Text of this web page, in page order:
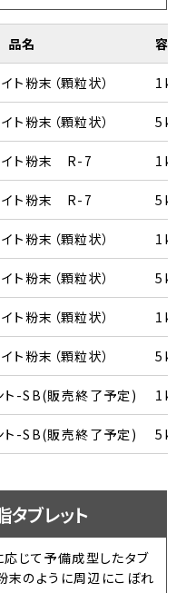
品名 容量
粉末（顆粒状） 1kg
粉末（顆粒状） 5kg
ト粉末 R-7 1kg
ト粉末 R-7 5kg
粉末（顆粒状） 1kg
粉末（顆粒状） 5kg
粉末（顆粒状） 1kg
粉末（顆粒状） 5kg
ト-SB(販売終了予定) 1kg
ト-SB(販売終了予定) 5kg
タブレット
じて予備成型したタブ
末のように周辺にこぼれ